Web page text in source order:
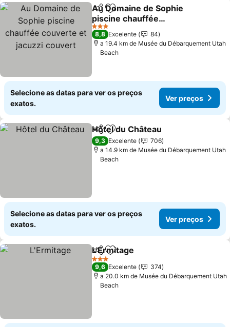
PartilharAdicionar aos favoritos
Au Domaine de Sophie
piscine chauffée
couverte et jacuzzi
couvert
3 Estrelas
8,8 Excelente
84
a 19.4 km de Musée du Débarquement Utah
Beach
Selecione as datas para ver os preços
exatos.
Ver preços
PartilharAdicionar aos favoritos
Hôtel du Château
9,3 Excelente
706
a 14.9 km de Musée du Débarquement Utah
Beach
Selecione as datas para ver os preços
exatos.
Ver preços
PartilharAdicionar aos favoritos
L'Ermitage
3 Estrelas
9,6 Excelente
374
a 20.0 km de Musée du Débarquement Utah
Beach